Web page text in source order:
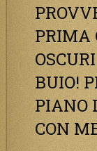
PRIMA
BUIO!
PIANO
CON